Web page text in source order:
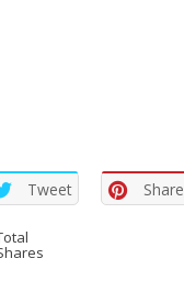
Tweet Share